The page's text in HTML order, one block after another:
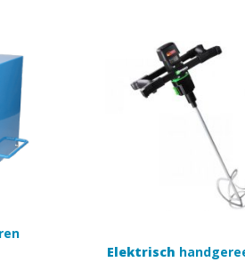
Elektrisch